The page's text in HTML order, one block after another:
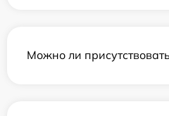
Можно ли